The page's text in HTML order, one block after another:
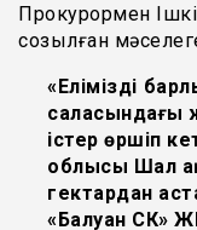
Прокурормен
созылған
«Еліміздің
саласындағы
істер өршіп
облысы Шал
гектардан
«Балуан СК»